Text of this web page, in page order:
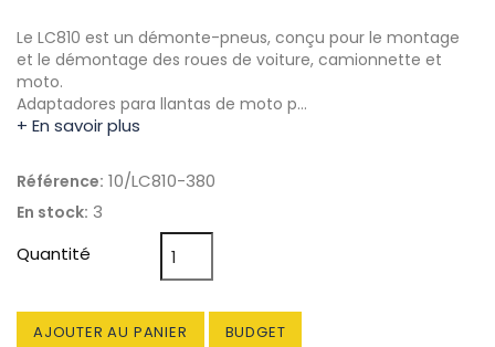
Le LC810 est un démonte-pneus, conçu pour le montage
et le démontage des roues de voiture, camionnette et
moto.
Adaptadores para llantas de moto p…
+ En savoir plus
Référence: 10/LC810-380
En stock: 3
Quantité
AJOUTER AU PANIER BUDGET